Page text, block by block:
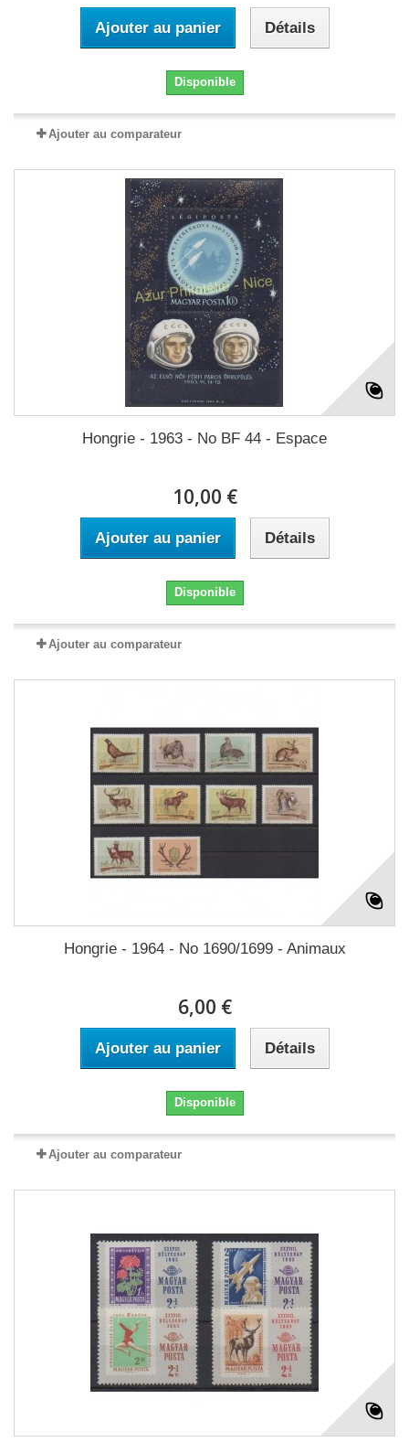
Ajouter au panier Détails
Disponible
Ajouter au comparateur
Hongrie - 1963 - No BF 44 - Espace
10,00 €
Ajouter au panier Détails
Disponible
Ajouter au comparateur
Hongrie - 1964 - No 1690/1699 - Animaux
6,00 €
Ajouter au panier Détails
Disponible
Ajouter au comparateur